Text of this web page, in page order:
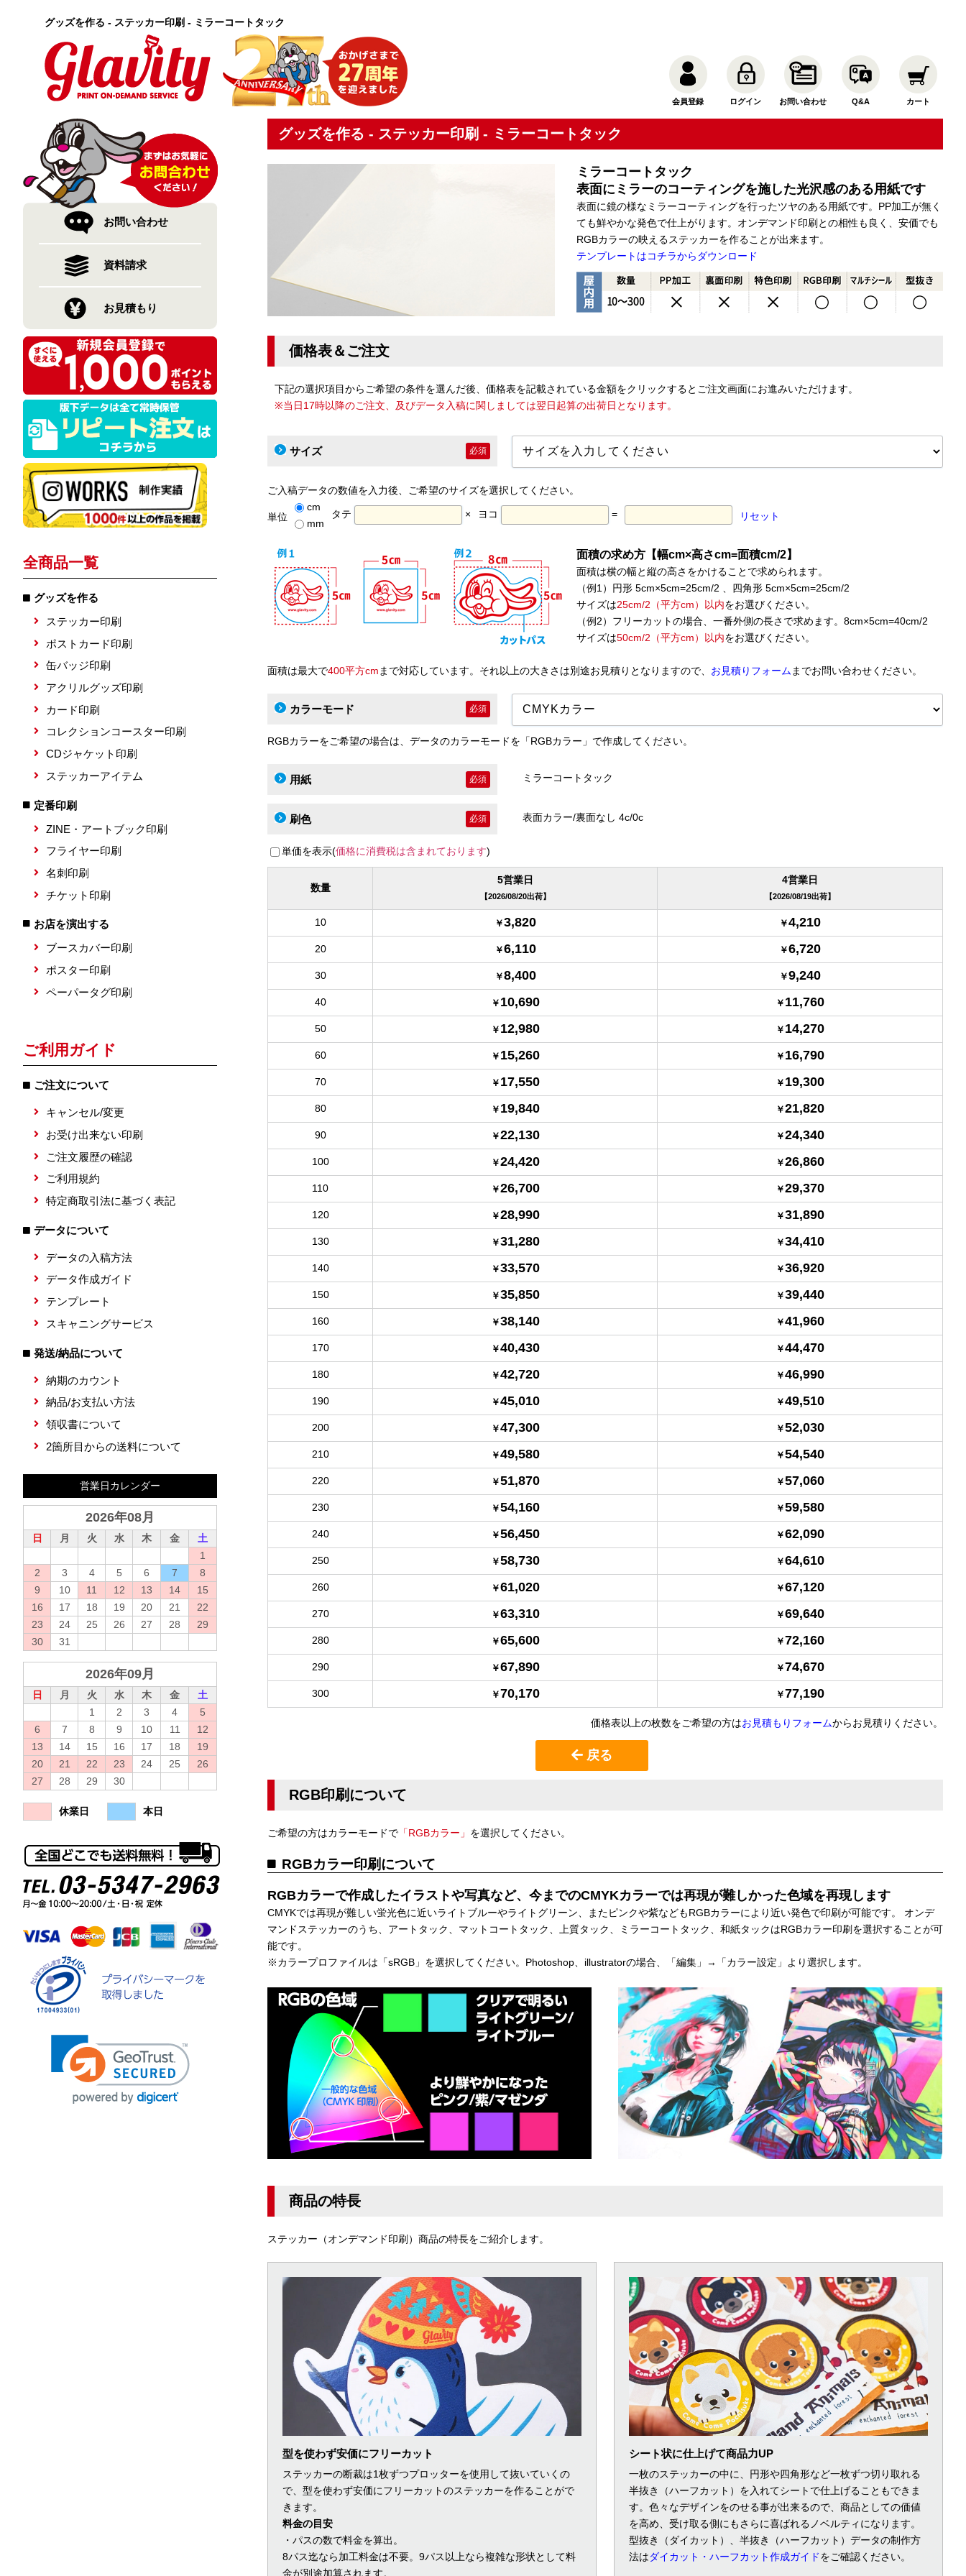
グッズを作る - ステッカー印刷 - ミラーコートタック
会員登録 ログイン お問い合わせ Q&A カート
お問い合わせ
資料請求
お見積もり
全商品一覧
グッズを作る
ステッカー印刷
ポストカード印刷
缶バッジ印刷
アクリルグッズ印刷
カード印刷
コレクションコースター印刷
CDジャケット印刷
ステッカーアイテム
定番印刷
ZINE・アートブック印刷
フライヤー印刷
名刺印刷
チケット印刷
お店を演出する
ブースカバー印刷
ポスター印刷
ペーパータグ印刷
ご利用ガイド
ご注文について
キャンセル/変更
お受け出来ない印刷
ご注文履歴の確認
ご利用規約
特定商取引法に基づく表記
データについて
データの入稿方法
データ作成ガイド
テンプレート
スキャニングサービス
発送/納品について
納期のカウント
納品/お支払い方法
領収書について
2箇所目からの送料について
営業日カレンダー
2026年08月
日 月 火 水 木 金
土
1
2
3 4 5 6 7
8
9
10 11 12 13 14
15
16
17 18 19 20 21
22
23
24 25 26 27 28
29
30
31
2026年09月
日 月 火 水 木 金
土
1
2 3 4
5
6
7 8 9 10 11
12
13
14 15 16 17 18
19
20
21 22 23 24 25
26
27
28 29 30
休業日 本日
グッズを作る - ステッカー印刷 - ミラーコートタック
ミラーコートタック
表面にミラーのコーティングを施した光沢感のある用紙です
表面に鏡の様なミラーコーティングを行ったツヤのある用紙です。PP加工が無く
ても鮮やかな発色で仕上がります。オンデマンド印刷との相性も良く、安価でも
RGBカラーの映えるステッカーを作ることが出来ます。
テンプレートはコチラからダウンロード
価格表＆ご注文
下記の選択項目からご希望の条件を選んだ後、価格表を記載されている金額をクリックするとご注文画面にお進みいただけます。
※当日17時以降のご注文、及びデータ入稿に関しましては翌日起算の出荷日となります。
サイズ 必須
ご入稿データの数値を入力後、ご希望のサイズを選択してください。
単位
cm
mm
タテ × ヨコ = リセット
面積の求め方【幅cm×高さcm=面積cm/2】
面積は横の幅と縦の高さをかけることで求められます。
（例1）円形 5cm×5cm=25cm/2 、四角形 5cm×5cm=25cm/2
サイズは25cm/2（平方cm）以内をお選びください。
（例2）フリーカットの場合、一番外側の長さで求めます。8cm×5cm=40cm/2
サイズは50cm/2（平方cm）以内をお選びください。
面積は最大で400平方cm まで対応しています。それ以上の大きさは別途お見積りとなりますので、 お見積りフォーム までお問い合わせください。
カラーモード 必須
RGBカラーをご希望の場合は、データのカラーモードを「RGBカラー」で作成してください。
用紙 必須 ミラーコートタック
刷色 必須 表面カラー/裏面なし 4c/0c
単価を表示(価格に消費税は含まれております)
数量
5営業日
2026/08/20出荷
4営業日
2026/08/19出荷
10 3,820 4,210
20 6,110 6,720
30 8,400 9,240
40 10,690 11,760
50 12,980 14,270
60 15,260 16,790
70 17,550 19,300
80 19,840 21,820
90 22,130 24,340
100 24,420 26,860
110 26,700 29,370
120 28,990 31,890
130 31,280 34,410
140 33,570 36,920
150 35,850 39,440
160 38,140 41,960
170 40,430 44,470
180 42,720 46,990
190 45,010 49,510
200 47,300 52,030
210 49,580 54,540
220 51,870 57,060
230 54,160 59,580
240 56,450 62,090
250 58,730 64,610
260 61,020 67,120
270 63,310 69,640
280 65,600 72,160
290 67,890 74,670
300 70,170 77,190
価格表以上の枚数をご希望の方はお見積もりフォームからお見積りください。
戻る
RGB印刷について
ご希望の方はカラーモードで 「RGBカラー」 を選択してください。
RGBカラー印刷について
RGBカラーで作成したイラストや写真など、今までのCMYKカラーでは再現が難しかった色域を再現します
CMYKでは再現が難しい蛍光色に近いライトブルーやライトグリーン、またピンクや紫などもRGBカラーにより近い発色で印刷が可能です。 オンデ
マンドステッカーのうち、アートタック、マットコートタック、上質タック、ミラーコートタック、和紙タックはRGBカラー印刷を選択することが可
能です。
※カラープロファイルは「sRGB」を選択してください。Photoshop、illustratorの場合、「編集」→「カラー設定」より選択します。
商品の特長
ステッカー（オンデマンド印刷）商品の特長をご紹介します。
型を使わず安価にフリーカット
ステッカーの断裁は1枚ずつプロッターを使用して抜いていくの
で、型を使わず安価にフリーカットのステッカーを作ることがで
きます。
料金の目安
・パスの数で料金を算出。
8パス迄なら加工料金は不要。9パス以上なら複雑な形状として料
金が別途加算されます。
シート状に仕上げて商品力UP
一枚のステッカーの中に、円形や四角形など一枚ずつ切り取れる
半抜き（ハーフカット）を入れてシートで仕上げることもできま
す。色々なデザインをのせる事が出来るので、商品としての価値
を高め、受け取る側にもさらに喜ばれるノベルティになります。
型抜き（ダイカット）、半抜き（ハーフカット）データの制作方
法はダイカット・ハーフカット作成ガイドをご確認ください。